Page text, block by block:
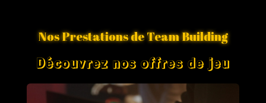
Nos Prestations de Team Building
Découvrez nos offres de jeu